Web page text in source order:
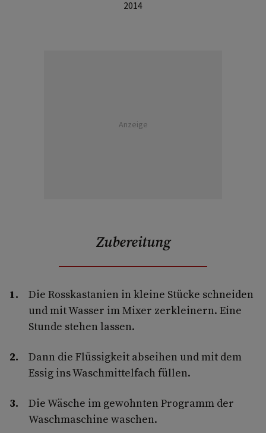
2014
Anzeige
Zubereitung
Die Rosskastanien in kleine Stücke schneiden
und mit Wasser im Mixer zerkleinern. Eine
Stunde stehen lassen.
Dann die Flüssigkeit abseihen und mit dem
Essig ins Waschmittelfach füllen.
Die Wäsche im gewohnten Programm der
Waschmaschine waschen.